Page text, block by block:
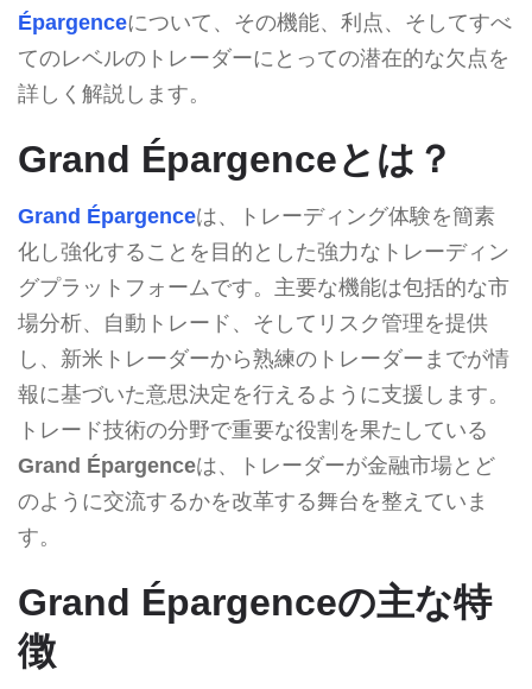
Épargenceについて、その機能、利点、そしてすべ
てのレベルのトレーダーにとっての潜在的な欠点を
詳しく解説します。
Grand Épargenceとは？
Grand Épargenceは、トレーディング体験を簡素
化し強化することを目的とした強力なトレーディン
グプラットフォームです。主要な機能は包括的な市
場分析、自動トレード、そしてリスク管理を提供
し、新米トレーダーから熟練のトレーダーまでが情
報に基づいた意思決定を行えるように支援します。
トレード技術の分野で重要な役割を果たしている
Grand Épargenceは、トレーダーが金融市場とど
のように交流するかを改革する舞台を整えていま
す。
Grand Épargenceの主な特
徴